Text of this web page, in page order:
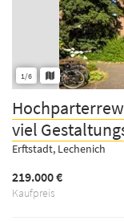
1/6
viel
Erftstadt, Lechenich
Kaufpreis
219.000 €